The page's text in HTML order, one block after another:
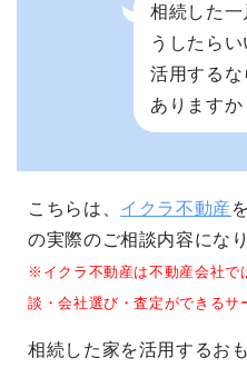
相続した
うしたらい
活用する
ありますか
こちらは、 イクラ不動産
の実際のご相談内容になり
※イクラ不動産は不動産会社で
談・会社選び・査定ができるサ
相続した家を活用するお